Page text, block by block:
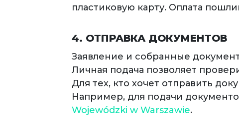
пластиковую карту. Оплата
4. ОТПРАВКА ДОКУМЕНТОВ
Заявление и собранные
Личная подача позволяет
Для тех, кто хочет отправить
Например, для подачи
Wojewódzki w Warszawie​.